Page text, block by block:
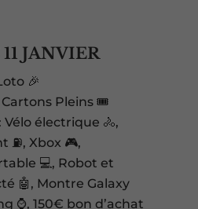
JANVIER
🎉
Cartons Pleins 🎟️
électrique 🚴,
⛽, Xbox 🎮,
💻, Robot et
🤖, Montre Galaxy
⌚, 150€ bon d’achat